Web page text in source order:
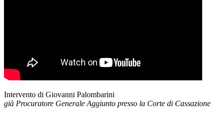
Intervento di Giovanni Palombarini
già Procuratore Generale Aggiunto presso la Corte di Cassazione